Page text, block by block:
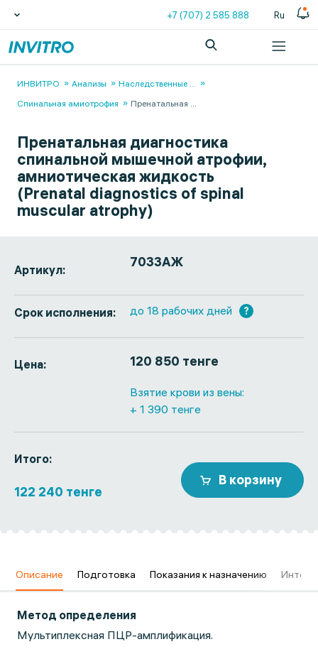
+7 (707) 2 585 888 Ru
ИНВИТРО Анализы Наследственные ...
Спинальная амиотрофия
Пренатальная ...
Пренатальная диагностика
спинальной мышечной атрофии,
амниотическая жидкость
(Prenatal diagnostics of spinal
muscular atrophy)
Артикул: 7033АЖ
Срок исполнения: до 18 рабочих дней ?
Цена: 120 850 тенге
Взятие крови из вены:
+ 1 390 тенге
Итого:
122 240 тенге
В корзину
Описание Подготовка Показания к назначению
Метод определения
Мультиплексная ПЦР-амплификация.